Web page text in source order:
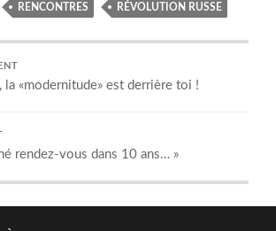
RENCONTRES RÉVOLUTION RUSSE
la «modernitude» est derrière toi !
rendez-vous dans 10 ans… »